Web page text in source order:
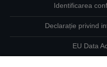
Identificarea
Declarație privind
EU Data